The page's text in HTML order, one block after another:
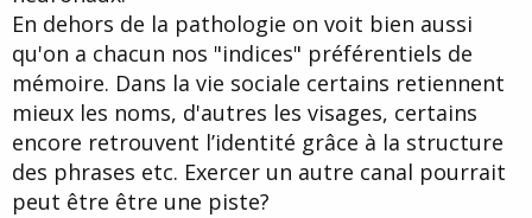
En dehors de la pathologie on voit bien aussi
qu'on a chacun nos "indices" préférentiels de
mémoire. Dans la vie sociale certains retiennent
mieux les noms, d'autres les visages, certains
encore retrouvent l’identité grâce à la structure
des phrases etc. Exercer un autre canal pourrait
peut être être une piste?